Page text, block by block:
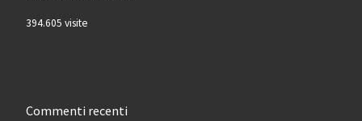
394.605 visite
Commenti recenti